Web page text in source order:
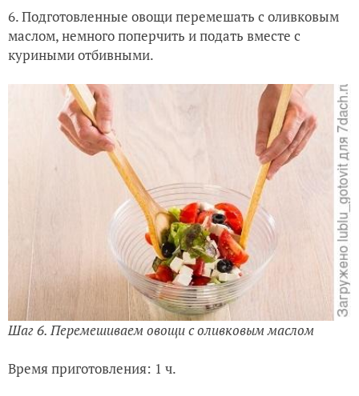
6. Подготовленные овощи перемешать с оливковым
маслом, немного поперчить и подать вместе с
куриными отбивными.
Шаг 6. Перемешиваем овощи с оливковым маслом
Время приготовления: 1 ч.